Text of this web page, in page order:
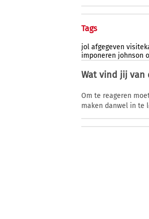
Tags
jol afgegeven
imponeren johnson
Wat vind jij van
Om te reageren
maken danwel in te